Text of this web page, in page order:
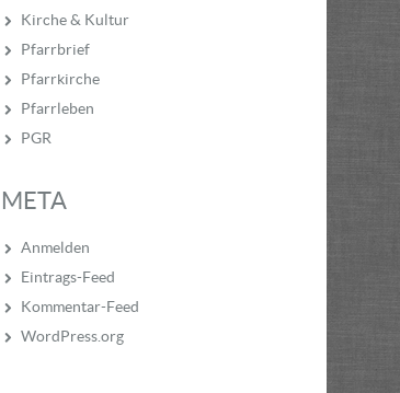
Kirche & Kultur
Pfarrbrief
Pfarrkirche
Pfarrleben
PGR
META
Anmelden
Eintrags-Feed
Kommentar-Feed
WordPress.org